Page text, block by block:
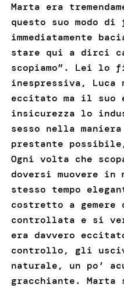
Marta era
questo suo modo
immediatamente
stare qui a dirci
scopiamo”. Lei lo
inespressiva, Luca
eccitato ma il suo
insicurezza lo
sesso nella
prestante
Ogni volta che
doversi muovere in
stesso tempo
costretto a gemere
controllata e si
era davvero
controllo, gli
naturale, un po’
gracchiante.